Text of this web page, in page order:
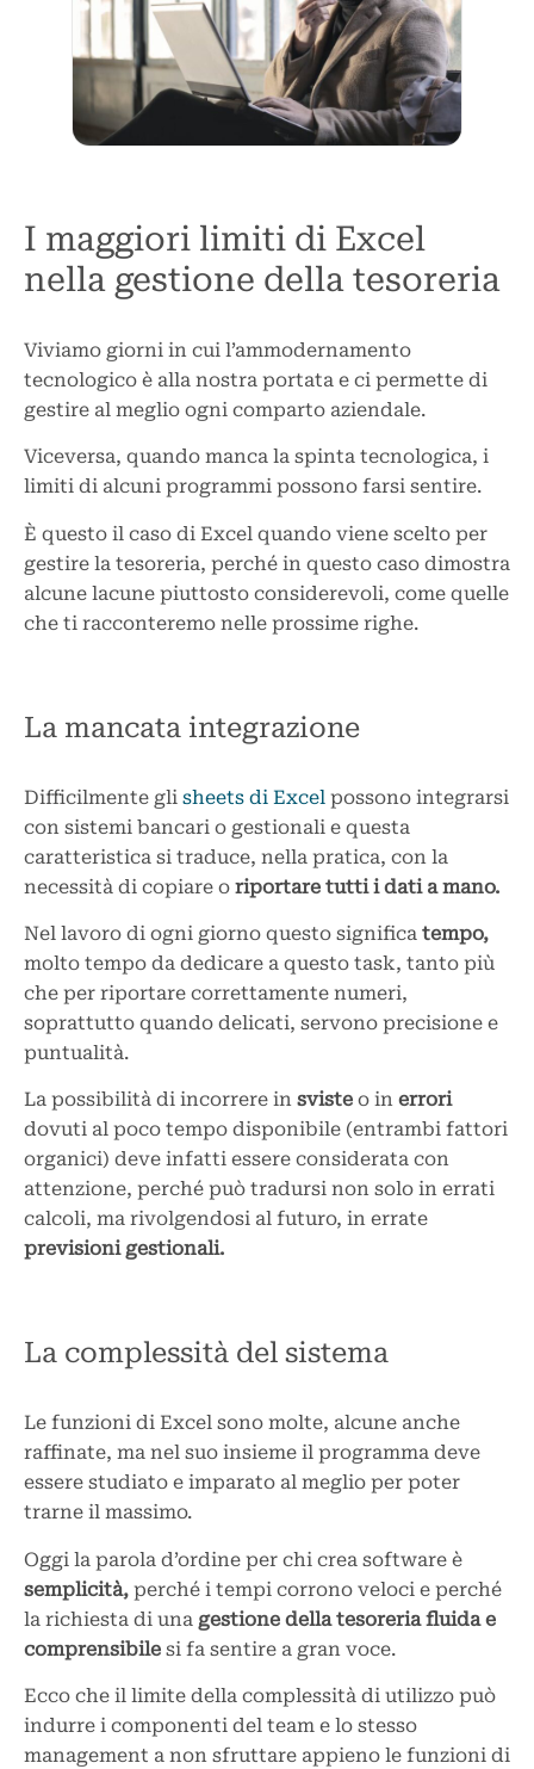
I maggiori limiti di Excel
nella gestione della tesoreria
Viviamo giorni in cui l’ammodernamento
tecnologico è alla nostra portata e ci permette di
gestire al meglio ogni comparto aziendale.
Viceversa, quando manca la spinta tecnologica, i
limiti di alcuni programmi possono farsi sentire.
È questo il caso di Excel quando viene scelto per
gestire la tesoreria, perché in questo caso dimostra
alcune lacune piuttosto considerevoli, come quelle
che ti racconteremo nelle prossime righe.
La mancata integrazione
Difficilmente gli sheets di Excel possono integrarsi
con sistemi bancari o gestionali e questa
caratteristica si traduce, nella pratica, con la
necessità di copiare o riportare tutti i dati a mano.
Nel lavoro di ogni giorno questo significa tempo,
molto tempo da dedicare a questo task, tanto più
che per riportare correttamente numeri,
soprattutto quando delicati, servono precisione e
puntualità.
La possibilità di incorrere in sviste o in errori
dovuti al poco tempo disponibile (entrambi fattori
organici) deve infatti essere considerata con
attenzione, perché può tradursi non solo in errati
calcoli, ma rivolgendosi al futuro, in errate
previsioni gestionali.
La complessità del sistema
Le funzioni di Excel sono molte, alcune anche
raffinate, ma nel suo insieme il programma deve
essere studiato e imparato al meglio per poter
trarne il massimo.
Oggi la parola d’ordine per chi crea software è
semplicità, perché i tempi corrono veloci e perché
la richiesta di una gestione della tesoreria fluida e
comprensibile si fa sentire a gran voce.
Ecco che il limite della complessità di utilizzo può
indurre i componenti del team e lo stesso
management a non sfruttare appieno le funzioni di